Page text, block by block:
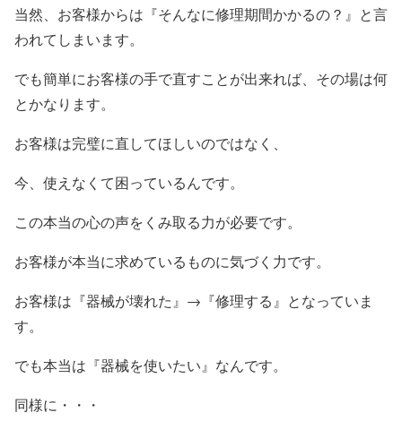
当然、お客様からは『そんなに修理期間かかるの？』と言
われてしまいます。
でも簡単にお客様の手で直すことが出来れば、その場は何
とかなります。
お客様は完璧に直してほしいのではなく、
今、使えなくて困っているんです。
この本当の心の声をくみ取る力が必要です。
お客様が本当に求めているものに気づく力です。
お客様は『器械が壊れた』→『修理する』となっていま
す。
でも本当は『器械を使いたい』なんです。
同様に・・・